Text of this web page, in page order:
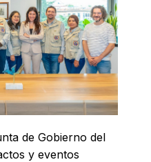
de Gobierno del
y eventos